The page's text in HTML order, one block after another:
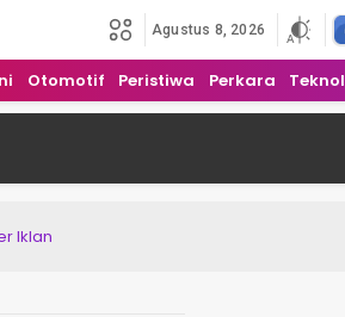
Agustus 8, 2026
Otomotif Peristiwa Perkara